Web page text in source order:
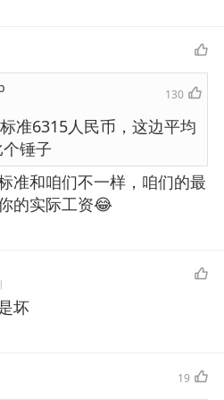
130
准6315人民币，这边平均
锤子
准和咱们不一样，咱们的最
的实际工资😂
坏
19